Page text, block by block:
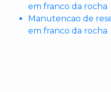
em franco da rocha
Manutencao de
em franco da rocha